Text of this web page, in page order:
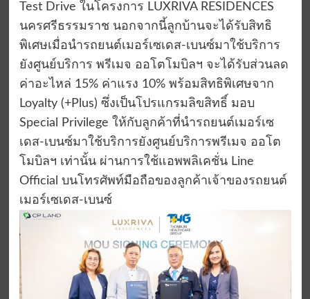
Test Drive ในโครงการ LUXRIVA RESIDENCES
นครศรีธรรมราช นอกจากนี้ลูกบ้านจะได้รับสิทธิ
พิเศษเมื่อนำรถยนต์เมอร์เซเดส-เบนซ์มาใช้บริการ
ยังศูนย์บริการ พรีเมจ ออโตโมบิลฯ จะได้รับส่วนลด
ค่าอะไหล่ 15% ค่าแรง 10% พร้อมสิทธิพิเศษจาก
Loyalty (+Plus) ซึ่งเป็นโปรแกรมลิขสิทธิ์ มอบ
Special Privilege ให้กับลูกค้าที่นำรถยนต์เมอร์เซ
เดส-เบนซ์มาใช้บริการยังศูนย์บริการพรีเมจ ออโต
โมบิลฯ เท่านั้น ผ่านการใช้แอพพลิเคชั่น Line
Official บนโทรศัพท์มือถือของลูกค้าเจ้าของรถยนต์
เมอร์เซเดส-เบนซ์